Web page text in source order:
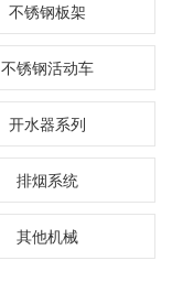
不锈钢板架
不锈钢活动车
开水器系列
排烟系统
其他机械